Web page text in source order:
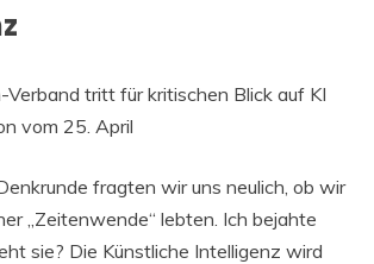
Verband tritt für kritischen Blick auf KI
vom 25. April
fragten wir uns neulich, ob wir
„Zeitenwende“ lebten. Ich bejahte
sie? Die Künstliche Intelligenz wird